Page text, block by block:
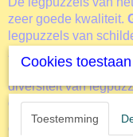
60 x 60 cm
zeer goede kwaliteit.
legpuzzels van
zeer bekende
hun genre zitten.
diversiteit van
deMuseum collectie
Grafika
op dit
Cookies
Toestemming